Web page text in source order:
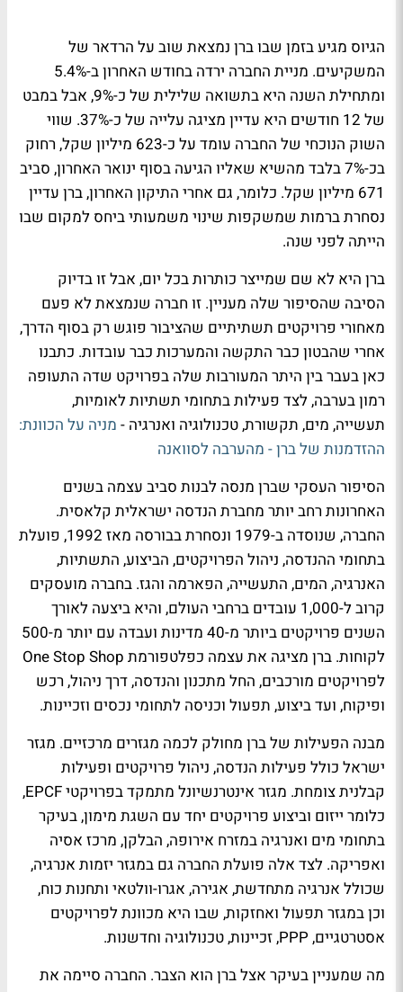
הגיוס מגיע בזמן שבו ברן נמצאת שוב על הרדאר של
המשקיעים. מניית החברה ירדה בחודש האחרון ב-5.4%
ומתחילת השנה היא בתשואה שלילית של כ-9%, אבל במבט
של 12 חודשים היא עדיין מציגה עלייה של כ-37%. שווי
השוק הנוכחי של החברה עומד על כ-623 מיליון שקל, רחוק
בכ-7% בלבד מהשיא שאליו הגיעה בסוף ינואר האחרון, סביב
671 מיליון שקל. כלומר, גם אחרי התיקון האחרון, ברן עדיין
נסחרת ברמות שמשקפות שינוי משמעותי ביחס למקום שבו
הייתה לפני שנה.
ברן היא לא שם שמייצר כותרות בכל יום, אבל זו בדיוק
הסיבה שהסיפור שלה מעניין. זו חברה שנמצאת לא פעם
מאחורי פרויקטים תשתיתיים שהציבור פוגש רק בסוף הדרך,
אחרי שהבטון כבר התקשה והמערכות כבר עובדות. כתבנו
כאן בעבר בין היתר המעורבות שלה בפרויקט שדה התעופה
רמון בערבה, לצד פעילות בתחומי תשתיות לאומיות,
תעשייה, מים, תקשורת, טכנולוגיה ואנרגיה - מניה על הכוונת:
ההזדמנות של ברן - מהערבה לסוואנה
הסיפור העסקי שברן מנסה לבנות סביב עצמה בשנים
האחרונות רחב יותר מחברת הנדסה ישראלית קלאסית.
החברה, שנוסדה ב-1979 ונסחרת בבורסה מאז 1992, פועלת
בתחומי ההנדסה, ניהול הפרויקטים, הביצוע, התשתיות,
האנרגיה, המים, התעשייה, הפארמה והגז. בחברה מועסקים
קרוב ל-1,000 עובדים ברחבי העולם, והיא ביצעה לאורך
השנים פרויקטים ביותר מ-40 מדינות ועבדה עם יותר מ-500
לקוחות. ברן מציגה את עצמה כפלטפורמת One Stop Shop
לפרויקטים מורכבים, החל מתכנון והנדסה, דרך ניהול, רכש
ופיקוח, ועד ביצוע, תפעול וכניסה לתחומי נכסים וזכיינות.
מבנה הפעילות של ברן מחולק לכמה מגזרים מרכזיים. מגזר
ישראל כולל פעילות הנדסה, ניהול פרויקטים ופעילות
קבלנית צומחת. מגזר אינטרנשיונל מתמקד בפרויקטי EPCF,
כלומר ייזום וביצוע פרויקטים יחד עם השגת מימון, בעיקר
בתחומי מים ואנרגיה במזרח אירופה, הבלקן, מרכז אסיה
ואפריקה. לצד אלה פועלת החברה גם במגזר יזמות אנרגיה,
שכולל אנרגיה מתחדשת, אגירה, אגרו-וולטאי ותחנות כוח,
וכן במגזר תפעול ואחזקות, שבו היא מכוונת לפרויקטים
אסטרטגיים, PPP, זכיינות, טכנולוגיה וחדשנות.
מה שמעניין בעיקר אצל ברן הוא הצבר. החברה סיימה את